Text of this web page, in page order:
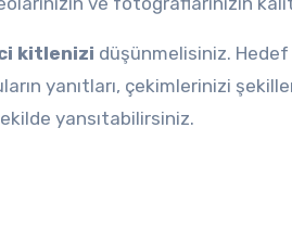
kitlenizi düşünmelisiniz.
yanıtları, çekimlerinizi
yansıtabilirsiniz.